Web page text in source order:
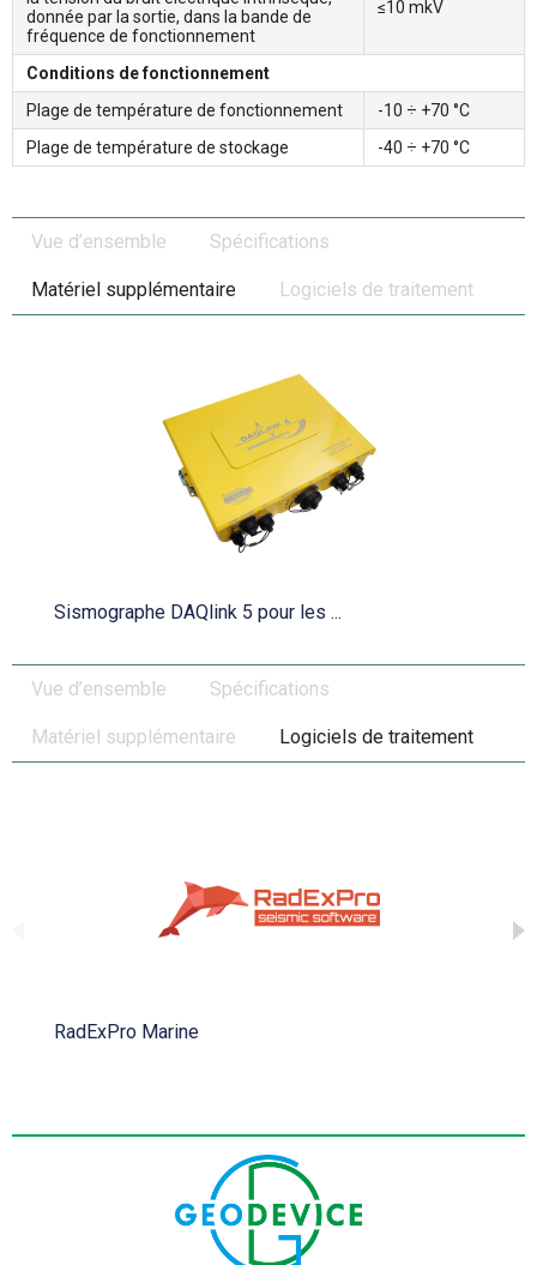
donnée par la sortie, dans la bande de
fréquence de fonctionnement
≤10 mkV
Conditions de fonctionnement
Plage de température de fonctionnement
-10 ÷ +70 °С
Plage de température de stockage
-40 ÷ +70 °С
Vue d’ensemble Spécifications
Matériel supplémentaire Logiciels de traitement
Sismographe DAQlink 5 pour les ...
Vue d’ensemble Spécifications
Matériel supplémentaire Logiciels de traitement
RadExPro Marine